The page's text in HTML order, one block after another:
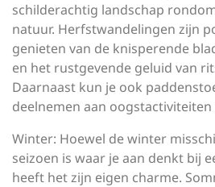
schilderachtig landschap
natuur. Herfstwandelingen zijn
genieten van de knisperende
en het rustgevende geluid van
Daarnaast kun je ook
deelnemen aan
Winter: Hoewel de winter
seizoen is waar je aan denkt bij
heeft het zijn eigen charme.